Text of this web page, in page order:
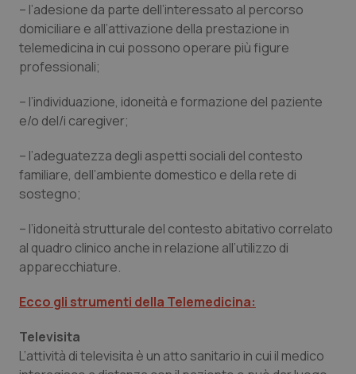
Vaccini
– l’adesione da parte dell’interessato al percorso
domiciliare e all’attivazione della prestazione in
telemedicina in cui possono operare più figure
professionali;
– l’individuazione, idoneità e formazione del paziente
e/o del/i caregiver;
– l’adeguatezza degli aspetti sociali del contesto
familiare, dell’ambiente domestico e della rete di
sostegno;
– l’idoneità strutturale del contesto abitativo correlato
al quadro clinico anche in relazione all’utilizzo di
apparecchiature.
Ecco gli strumenti della Telemedicina:
Televisita
L’attività di televisita è un atto sanitario in cui il medico